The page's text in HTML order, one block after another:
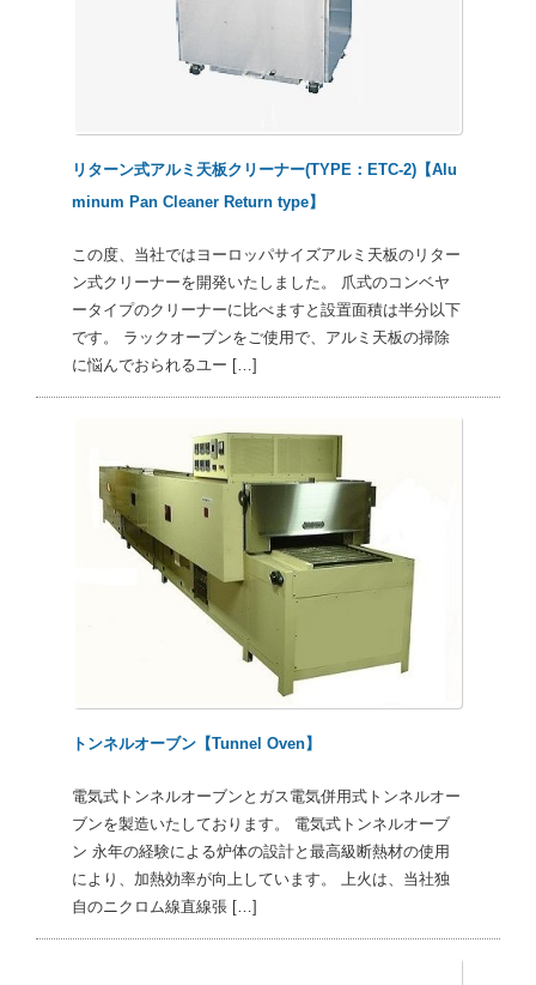
リターン式アルミ天板クリーナー(TYPE：ETC-2)【Alu
minum Pan Cleaner Return type】
この度、当社ではヨーロッパサイズアルミ天板のリター
ン式クリーナーを開発いたしました。 爪式のコンベヤ
ータイプのクリーナーに比べますと設置面積は半分以下
です。 ラックオーブンをご使用で、アルミ天板の掃除
に悩んでおられるユー […]
トンネルオーブン【Tunnel Oven】
電気式トンネルオーブンとガス電気併用式トンネルオー
ブンを製造いたしております。 電気式トンネルオーブ
ン 永年の経験による炉体の設計と最高級断熱材の使用
により、加熱効率が向上しています。 上火は、当社独
自のニクロム線直線張 […]